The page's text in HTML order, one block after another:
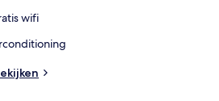
wifi